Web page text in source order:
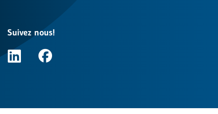
Suivez nous!